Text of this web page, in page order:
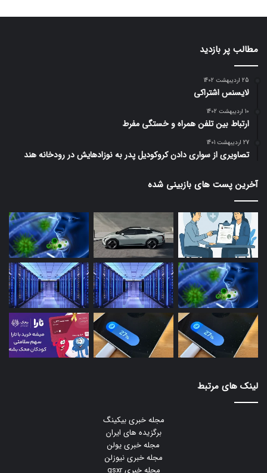
مطالب پر بازدید
25 اردیبهشت 1402
لایسنس اشتراکی
10 اردیبهشت 1402
ارتباط بین تلفن همراه و خستگی مفرط
27 اردیبهشت 1401
تصاویری از سواری دادن کروکودیل پدر به نوزادهایش در رودخانه هند
آخرین پست های بازبینی شده
لینک های مرتبط
مجله خبری بیکینگ
برگزیده های ایران
مجله خبری یولن
مجله خبری نیوزلن
مجله خبری gsxr